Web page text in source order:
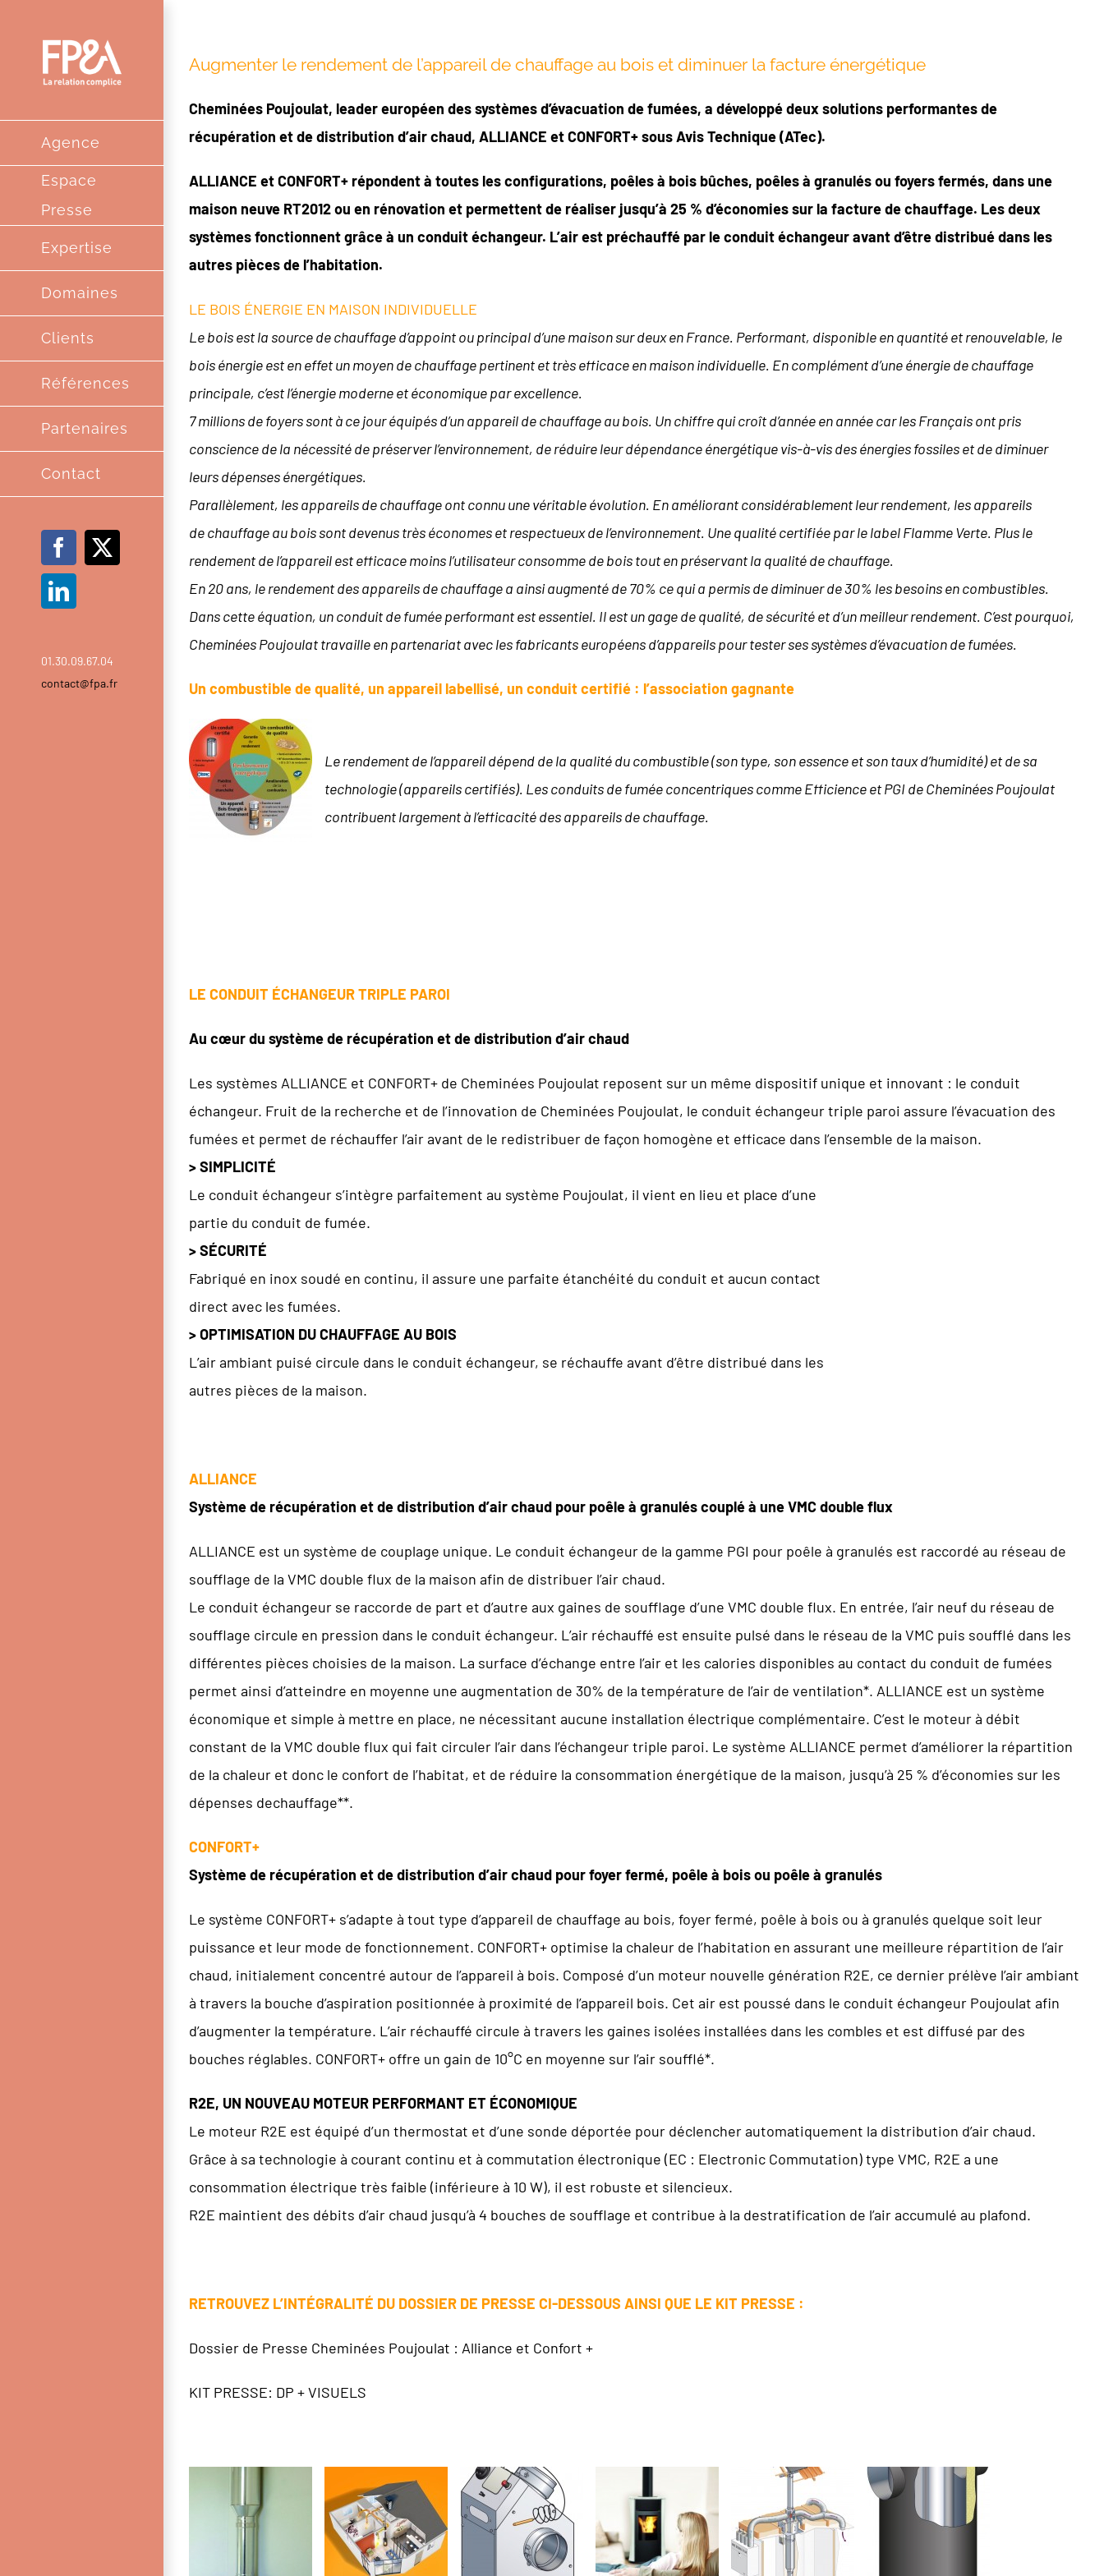
contenu
Agence
Espace
Presse
Expertise
Domaines
Clients
Références
Partenaires
Contact
Facebook
X
LinkedIn
01.30.09.67.04
contact@fpa.fr
Augmenter le rendement de l’appareil de chauffage au bois et diminuer la facture énergétique
Cheminées Poujoulat, leader européen des systèmes d’évacuation de fumées, a développé deux solutions performantes de
récupération et de distribution d’air chaud, ALLIANCE et CONFORT+ sous Avis Technique (ATec).
ALLIANCE et CONFORT+ répondent à toutes les configurations, poêles à bois bûches, poêles à granulés ou foyers fermés, dans une
maison neuve RT2012 ou en rénovation et permettent de réaliser jusqu’à 25 % d’économies sur la facture dechauffage. Les deux
systèmes fonctionnent grâce à un conduit échangeur. L’air est préchauffé par le conduit échangeur avant d’être distribué dans les
autres pièces de l’habitation.
LE BOIS ÉNERGIE EN MAISON INDIVIDUELLE
Le bois est la source de chauffage d’appoint ou principal d’une maison sur deux en France. Performant, disponible en quantité et renouvelable, le
bois énergie est en effet un moyen de chauffage pertinent et très efficace en maison individuelle. En complément d’une énergie de chauffage
principale, c’est l’énergie moderne et économique par excellence.
7 millions de foyers sont à ce jour équipés d’un appareil de chauffage au bois. Un chiffre qui croît d’année en année car les Français ont pris
conscience de la nécessité de préserver l’environnement, de réduire leur dépendance énergétique vis-à-vis des énergies fossiles et de diminuer
leurs dépenses énergétiques.
Parallèlement, les appareils de chauffage ont connu une véritable évolution. En améliorant considérablement leur rendement, les appareils
de chauffage au bois sont devenus très économes et respectueux de l’environnement. Une qualité certifiée par le label Flamme Verte. Plus le
rendement de l’appareil est efficace moins l’utilisateur consomme de bois tout en préservant la qualité de chauffage.
En 20 ans, le rendement des appareils de chauffage a ainsi augmenté de 70% ce qui a permis de diminuer de 30% les besoins en combustibles.
Dans cette équation, un conduit de fumée performant est essentiel. Il est un gage de qualité, de sécurité et d’un meilleur rendement. C’est pourquoi,
Cheminées Poujoulat travaille en partenariat avec les fabricants européens d’appareils pour tester ses systèmes d’évacuation de fumées.
Un combustible de qualité, un appareil labellisé, un conduit certifié : l’association gagnante
Le rendement de l’appareil dépend de la qualité du combustible (son type, son essence et son taux d’humidité) et de sa
technologie (appareils certifiés). Les conduits de fumée concentriques comme Efficience et PGI de Cheminées Poujoulat
contribuent largement à l’efficacité des appareils de chauffage.
LE CONDUIT ÉCHANGEUR TRIPLE PAROI
Au cœur du système de récupération et de distribution d’air chaud
Les systèmes ALLIANCE et CONFORT+ de Cheminées Poujoulat reposent sur un même dispositif unique et innovant : le conduit
échangeur. Fruit de la recherche et de l’innovation de Cheminées Poujoulat, le conduit échangeur triple paroi assure l’évacuation des
fumées et permet de réchauffer l’air avant de le redistribuer de façon homogène et efficace dans l’ensemble de la maison.
> SIMPLICITÉ
Le conduit échangeur s’intègre parfaitement au système Poujoulat, il vient en lieu et place d’une
partie du conduit de fumée.
> SÉCURITÉ
Fabriqué en inox soudé en continu, il assure une parfaite étanchéité du conduit et aucun contact
direct avec les fumées.
> OPTIMISATION DU CHAUFFAGE AU BOIS
L’air ambiant puisé circule dans le conduit échangeur, se réchauffe avant d’être distribué dans les
autres pièces de la maison.
ALLIANCE
Système de récupération et de distribution d’air chaud pour poêle à granulés couplé à une VMC double flux
ALLIANCE est un système de couplage unique. Le conduit échangeur de la gamme PGI pour poêle à granulés est raccordé au réseau de
soufflage de la VMC double flux de la maison afin de distribuer l’air chaud.
Le conduit échangeur se raccorde de part et d’autre aux gaines de soufflage d’une VMC double flux. En entrée, l’air neuf du réseau de
soufflage circule en pression dans le conduit échangeur. L’air réchauffé est ensuite pulsé dans le réseau de la VMC puis soufflé dans les
différentes pièces choisies de la maison. La surface d’échange entre l’air et les calories disponibles au contact du conduit de fumées
permet ainsi d’atteindre en moyenne une augmentation de 30% de la température de l’air de ventilation*. ALLIANCE est un système
économique et simple à mettre en place, ne nécessitant aucune installation électrique complémentaire. C’est le moteur à débit
constant de la VMC double flux qui fait circuler l’air dans l’échangeur triple paroi. Le système ALLIANCE permet d’améliorer la répartition
de la chaleur et donc le confort de l’habitat, et de réduire la consommation énergétique de la maison, jusqu’à 25 % d’économies sur les
dépenses dechauffage**.
CONFORT+
Système de récupération et de distribution d’air chaud pour foyer fermé, poêle à bois ou poêle à granulés
Le système CONFORT+ s’adapte à tout type d’appareil de chauffage au bois, foyer fermé, poêle à bois ou à granulés quelque soit leur
puissance et leur mode de fonctionnement. CONFORT+ optimise la chaleur de l’habitation en assurant une meilleure répartition de l’air
chaud, initialement concentré autour de l’appareil à bois. Composé d’un moteur nouvelle génération R2E, ce dernier prélève l’air ambiant
à travers la bouche d’aspiration positionnée à proximité de l’appareil bois. Cet air est poussé dans le conduit échangeur Poujoulat afin
d’augmenter la température. L’air réchauffé circule à travers les gaines isolées installées dans les combles et est diffusé par des
bouches réglables. CONFORT+ offre un gain de 10°C en moyenne sur l’air soufflé*.
R2E, UN NOUVEAU MOTEUR PERFORMANT ET ÉCONOMIQUE
Le moteur R2E est équipé d’un thermostat et d’une sonde déportée pour déclencher automatiquement la distribution d’air chaud.
Grâce à sa technologie à courant continu et à commutation électronique (EC : Electronic Commutation) type VMC, R2E a une
consommation électrique très faible (inférieure à 10 W), il est robuste et silencieux.
R2E maintient des débits d’air chaud jusqu’à 4 bouches de soufflage et contribue à la destratification de l’air accumulé au plafond.
RETROUVEZ L’INTÉGRALITÉ DU DOSSIER DE PRESSE CI-DESSOUS AINSI QUE LE KIT PRESSE :
Dossier de Presse Cheminées Poujoulat : Alliance et Confort +
KIT PRESSE: DP + VISUELS